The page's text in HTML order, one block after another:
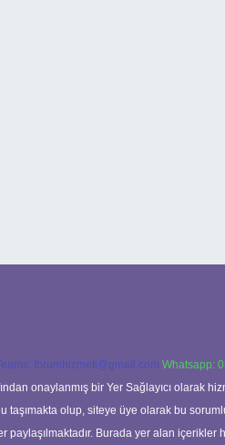
forumhizmeti@gmail.com Whatsapp:
onaylanmış bir Yer Sağlayıcı olarak
olup, siteye üye olarak bu
paylaşılmaktadır. Burada yer alan